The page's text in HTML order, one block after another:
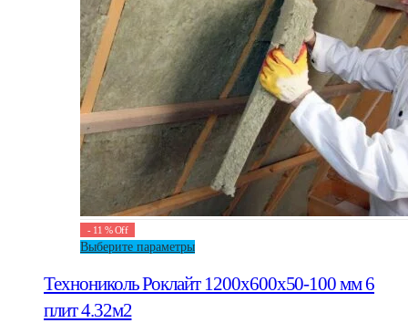
- 11 % Off
Выберите параметрыЭтот
имеет
несколько
Технониколь Роклайт 1200х600х50-100 мм 6
плит 4.32м2